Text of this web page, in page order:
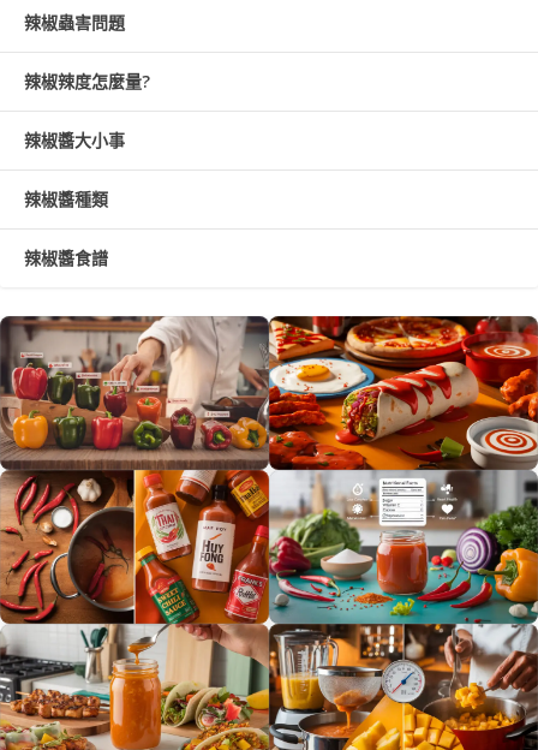
辣椒蟲害問題
辣椒辣度怎麼量?
辣椒醬大小事
辣椒醬種類
辣椒醬食譜